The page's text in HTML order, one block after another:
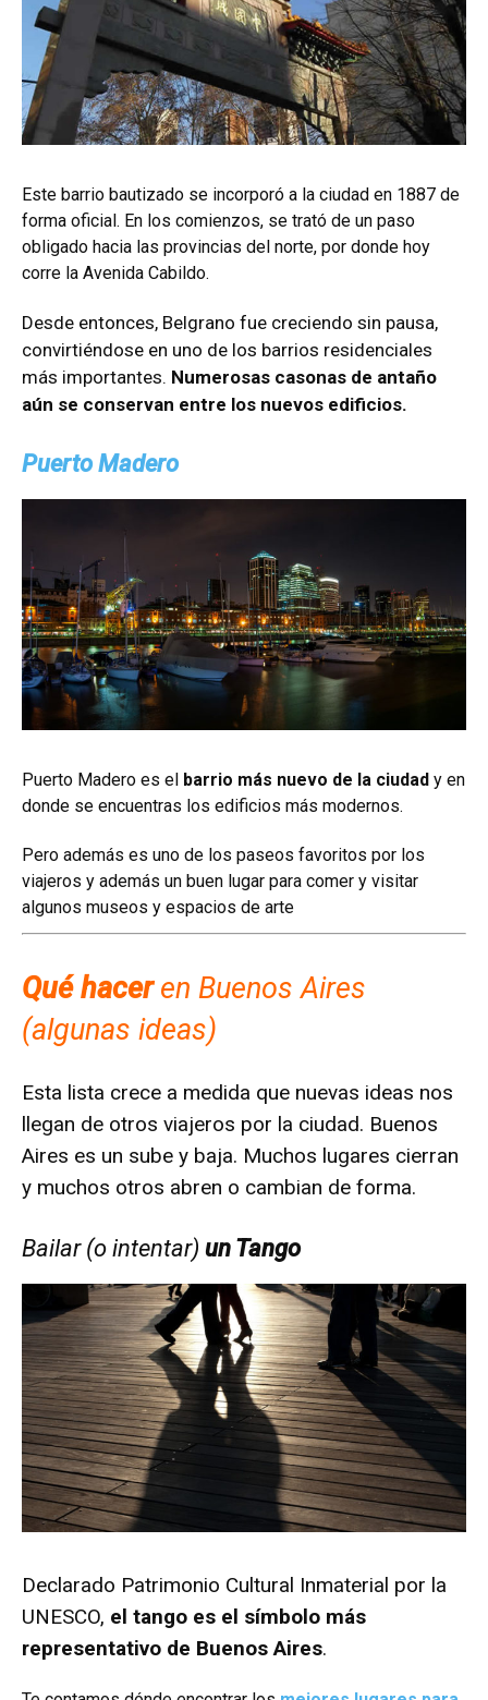
Este barrio bautizado se incorporó a la ciudad en 1887 de
forma oficial. En los comienzos, se trató de un paso
obligado hacia las provincias del norte, por donde hoy
corre la Avenida Cabildo.
Desde entonces, Belgrano fue creciendo sin pausa,
convirtiéndose en uno de los barrios residenciales
más importantes. Numerosas casonas de antaño
aún se conservan entre los nuevos edificios.
Puerto Madero
Puerto Madero es el barrio más nuevo de la ciudad y en
donde se encuentras los edificios más modernos.
Pero además es uno de los paseos favoritos por los
viajeros y además un buen lugar para comer y visitar
algunos museos y espacios de arte
Qué haceren Buenos Aires
(algunas ideas)
Esta lista crece a medida que nuevas ideas nos
llegan de otros viajeros por la ciudad. Buenos
Aires es un sube y baja. Muchos lugares cierran
y muchos otros abren o cambian de forma.
Bailar (o intentar) un Tango
Declarado Patrimonio Cultural Inmaterial por la
UNESCO, el tango es el símbolo más
representativo de Buenos Aires.